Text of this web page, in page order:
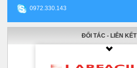
0972.330.143
ĐỐI TÁC - LIÊN KẾT